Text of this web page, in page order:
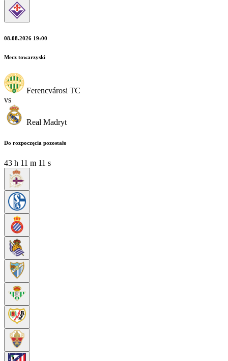
08.08.2026 19:00
Mecz towarzyski
Ferencvárosi TC
vs
Real Madryt
Do rozpoczęcia pozostało
43 h 11 m 09 s